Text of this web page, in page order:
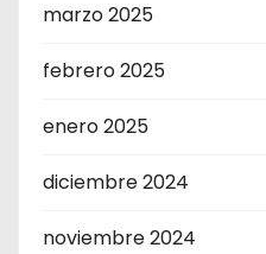
marzo 2025
febrero 2025
enero 2025
diciembre 2024
noviembre 2024